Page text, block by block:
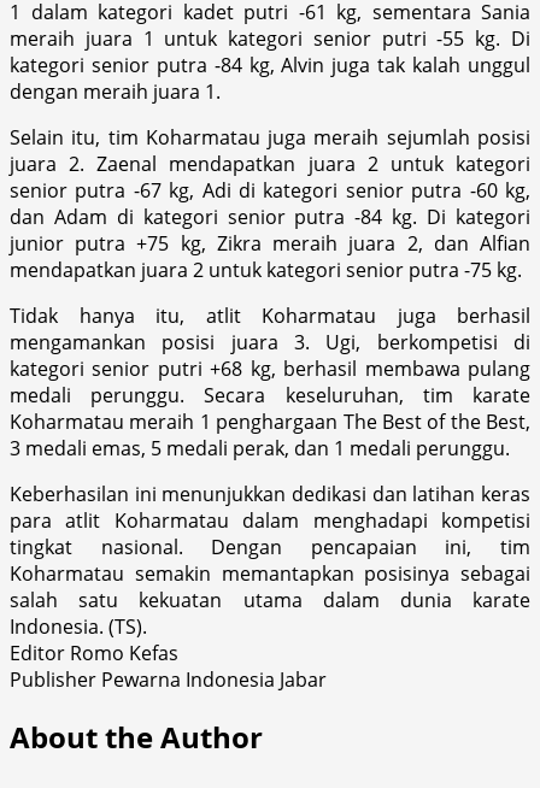
1 dalam kategori kadet putri -61 kg, sementara Sania
meraih juara 1 untuk kategori senior putri -55 kg. Di
kategori senior putra -84 kg, Alvin juga tak kalah unggul
dengan meraih juara 1.
Selain itu, tim Koharmatau juga meraih sejumlah posisi
juara 2. Zaenal mendapatkan juara 2 untuk kategori
senior putra -67 kg, Adi di kategori senior putra -60 kg,
dan Adam di kategori senior putra -84 kg. Di kategori
junior putra +75 kg, Zikra meraih juara 2, dan Alfian
mendapatkan juara 2 untuk kategori senior putra -75 kg.
Tidak hanya itu, atlit Koharmatau juga berhasil
mengamankan posisi juara 3. Ugi, berkompetisi di
kategori senior putri +68 kg, berhasil membawa pulang
medali perunggu. Secara keseluruhan, tim karate
Koharmatau meraih 1 penghargaan The Best of the Best,
3 medali emas, 5 medali perak, dan 1 medali perunggu.
Keberhasilan ini menunjukkan dedikasi dan latihan keras
para atlit Koharmatau dalam menghadapi kompetisi
tingkat nasional. Dengan pencapaian ini, tim
Koharmatau semakin memantapkan posisinya sebagai
salah satu kekuatan utama dalam dunia karate
Indonesia. (TS).
Editor Romo Kefas
Publisher Pewarna Indonesia Jabar
About the Author